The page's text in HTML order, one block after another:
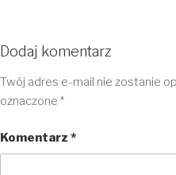
Dodaj komentarz
Twój adres e-mail nie zostanie
oznaczone *
Komentarz *